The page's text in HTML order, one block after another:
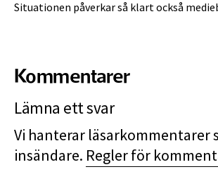
Situationen påverkar så klart också
Kommentarer
Lämna ett svar
Vi hanterar läsarkommentarer
insändare. Regler för